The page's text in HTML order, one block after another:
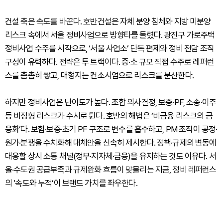
건설 축은 속도를 바꾼다. 호반건설은 자체 분양 침체와 지방 미분양
리스크 속에서 서울 정비사업으로 방향타를 돌렸다. 광진구 가로주택
정비사업 수주를 시작으로, ‘서울 사업소’ 단독 편제와 정비 전담 조직
구성이 유력하다. 전략은 투 트랙이다. 중·소 규모 직접 수주로 레퍼런
스를 촘촘히 쌓고, 대형지는 컨소시엄으로 리스크를 분산한다.
하지만 정비사업은 난이도가 높다. 조합 의사결정, 보증·PF, 소송·이주
등 비정형 리스크가 수시로 튄다. 호반의 해법은 ‘비금융 리스크의 금
융화’다. 보험·보증·초기 PF 구조로 변수를 흡수하고, PM 조직이 공정·
원가·분쟁을 수치화해 대체안을 신속히 제시한다. 정책·규제의 변동에
대응할 상시 소통 채널(정부·지자체·금융)을 유지하는 것도 이유다. 서
울·수도권 공급부족과 규제완화 흐름이 맞물리는 지금, 정비 레퍼런스
의 ‘속도와 누적’이 브랜드 가치를 좌우한다.